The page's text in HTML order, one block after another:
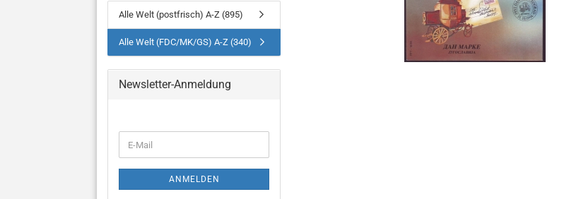
Alle Welt (postfrisch) A-Z (895)
Alle Welt (FDC/MK/GS) A-Z (340)
Newsletter-Anmeldung
ZUR
ANMELDUNG
E-
Mail
ANMELDEN